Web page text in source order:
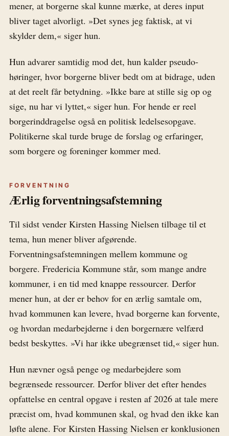
mener, at borgerne skal kunne mærke, at deres input
bliver taget alvorligt. »Det synes jeg faktisk, at vi
skylder dem,« siger hun.
Hun advarer samtidig mod det, hun kalder pseudo-
høringer, hvor borgerne bliver bedt om at bidrage, uden
at det reelt får betydning. »Ikke bare at stille sig op og
sige, nu har vi lyttet,« siger hun. For hende er reel
borgerinddragelse også en politisk ledelsesopgave.
Politikerne skal turde bruge de forslag og erfaringer,
som borgere og foreninger kommer med.
FORVENTNING
Ærlig forventningsafstemning
Til sidst vender Kirsten Hassing Nielsen tilbage til et
tema, hun mener bliver afgørende.
Forventningsafstemningen mellem kommune og
borgere. Fredericia Kommune står, som mange andre
kommuner, i en tid med knappe ressourcer. Derfor
mener hun, at der er behov for en ærlig samtale om,
hvad kommunen kan levere, hvad borgerne kan forvente,
og hvordan medarbejderne i den borgernære velfærd
bedst beskyttes. »Vi har ikke ubegrænset tid,« siger hun.
Hun nævner også penge og medarbejdere som
begrænsede ressourcer. Derfor bliver det efter hendes
opfattelse en central opgave i resten af 2026 at tale mere
præcist om, hvad kommunen skal, og hvad den ikke kan
løfte alene. For Kirsten Hassing Nielsen er konklusionen